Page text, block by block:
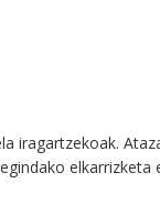
iragartzekoak.
elkarrizketa